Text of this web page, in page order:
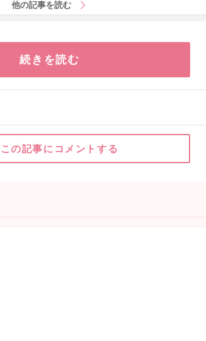
他の記事を読む
続きを読む
この記事にコメントする